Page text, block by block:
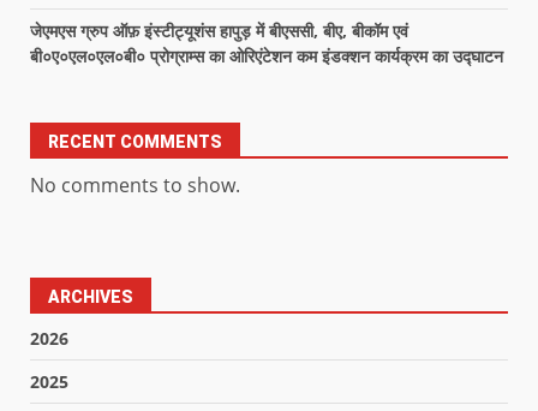
जेएमएस ग्रुप ऑफ़ इंस्टीट्यूशंस हापुड़ में बीएससी, बीए, बीकॉम एवं
बी०ए०एल०एल०बी० प्रोग्राम्स का ओरिएंटेशन कम इंडक्शन कार्यक्रम का उद्घाटन
RECENT COMMENTS
No comments to show.
ARCHIVES
2026
2025